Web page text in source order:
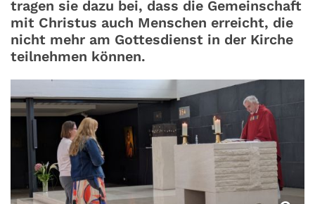
tragen sie dazu bei, dass die Gemeinschaft
mit Christus auch Menschen erreicht, die
nicht mehr am Gottesdienst in der Kirche
teilnehmen können.